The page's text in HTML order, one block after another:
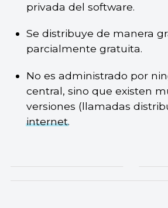
privada del software.
Se distribuye de manera
parcialmente gratuita.
No es administrado por
central, sino que existen
versiones (llamadas
internet.